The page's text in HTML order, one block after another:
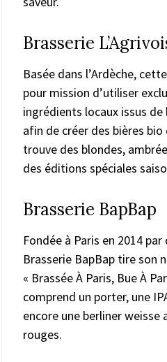
Brasserie
Basée dans l’Ardèche,
pour mission d’utiliser
ingrédients locaux issus
afin de créer des bières
trouve des blondes,
des éditions spéciales
Brasserie BapBap
Fondée à Paris en 2014
Brasserie BapBap tire son
« Brassée À Paris, Bue À
comprend un porter, une
encore une berliner weisse
rouges.